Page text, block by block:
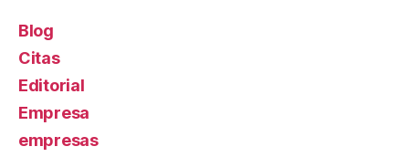
Blog
Citas
Editorial
Empresa
empresas